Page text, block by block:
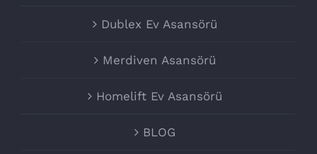
Dublex Ev Asansörü
Merdiven Asansörü
Homelift Ev Asansörü
BLOG